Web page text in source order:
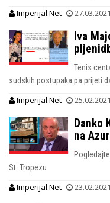
Imperijal.Net 27.03.2021
Iva
Tenis
sudskih postupaka pa prijeti
Imperijal.Net 25.02.2021
Danko
na
St. Tropezu
Imperijal.Net 23.02.2021